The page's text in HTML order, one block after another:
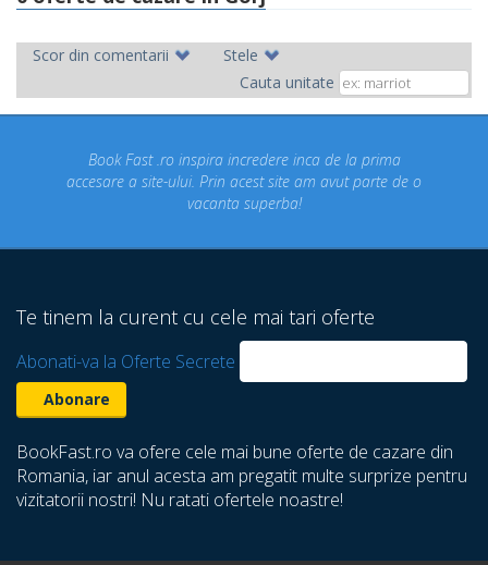
Scor din comentarii
Stele
Cauta unitate
inspira incredere inca de la prima
ului. Prin acest site am avut parte de o
Concediul nostru
un concediu de
Te tinem la curent cu cele mai tari oferte
Abonati-va la Oferte Secrete
BookFast.ro va ofere cele mai bune oferte de cazare din
Romania, iar anul acesta am pregatit multe surprize pentru
vizitatorii nostri! Nu ratati ofertele noastre!